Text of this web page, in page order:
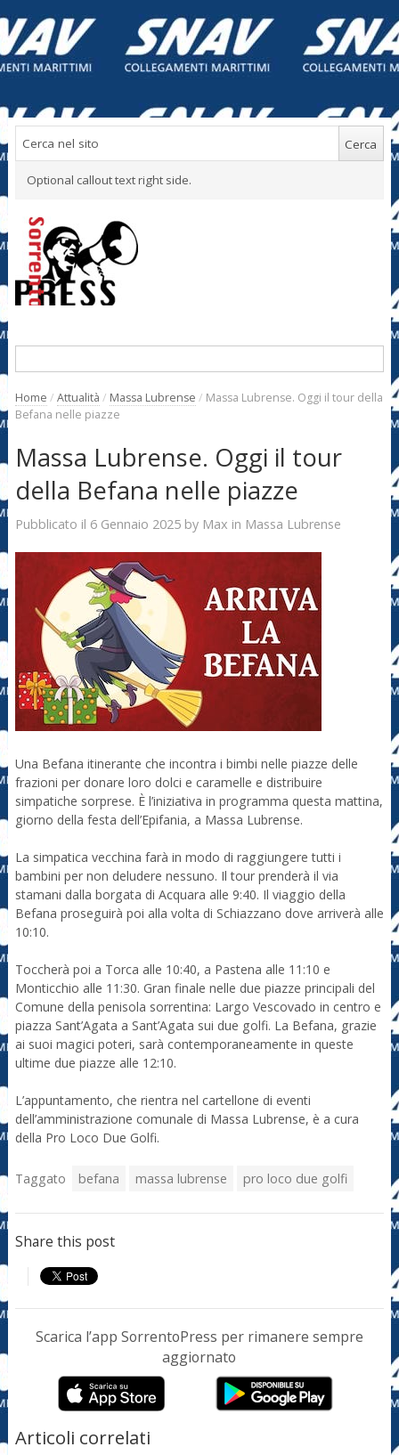
Optional callout text right side.
Home / Attualità / Massa Lubrense / Massa Lubrense. Oggi il tour della
Befana nelle piazze
Massa Lubrense. Oggi il tour
della Befana nelle piazze
Pubblicato il 6 Gennaio 2025by Max in Massa Lubrense
Una Befana itinerante che incontra i bimbi nelle piazze delle
frazioni per donare loro dolci e caramelle e distribuire
simpatiche sorprese. È l’iniziativa in programma questa mattina,
giorno della festa dell’Epifania, a Massa Lubrense.
La simpatica vecchina farà in modo di raggiungere tutti i
bambini per non deludere nessuno. Il tour prenderà il via
stamani dalla borgata di Acquara alle 9:40. Il viaggio della
Befana proseguirà poi alla volta di Schiazzano dove arriverà alle
10:10.
Toccherà poi a Torca alle 10:40, a Pastena alle 11:10 e
Monticchio alle 11:30. Gran finale nelle due piazze principali del
Comune della penisola sorrentina: Largo Vescovado in centro e
piazza Sant’Agata a Sant’Agata sui due golfi. La Befana, grazie
ai suoi magici poteri, sarà contemporaneamente in queste
ultime due piazze alle 12:10.
L’appuntamento, che rientra nel cartellone di eventi
dell’amministrazione comunale di Massa Lubrense, è a cura
della Pro Loco Due Golfi.
Taggato befana massa lubrense pro loco due golfi
Share this post
Scarica l’app SorrentoPress per rimanere sempre
aggiornato
Articoli correlati